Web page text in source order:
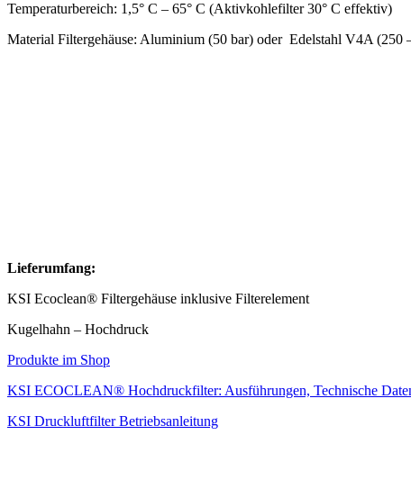
Temperaturbereich: 1,5° C – 65° C (Aktivkohlefilter 30° C effektiv)
Material Filtergehäuse: Aluminium (50 bar) oder Edelstahl V4A (250
Lieferumfang:
KSI Ecoclean® Filtergehäuse inklusive Filterelement
Kugelhahn – Hochdruck
Produkte im Shop
KSI ECOCLEAN® Hochdruckfilter: Ausführungen, Technische
KSI Druckluftfilter Betriebsanleitung